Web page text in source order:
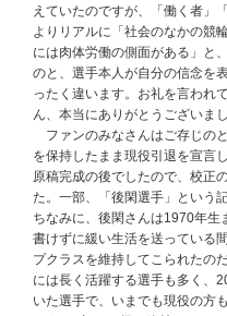
えていたのですが、「働く者」
よりリアルに「社会のなかの競
には肉体労働の側面がある」と
のと、選手本人が自分の信念を
ったく違います。お礼を言われ
ん、本当にありがとうございまし
ファンのみなさんはご存じの
を保持したまま現役引退を宣言
原稿完成の後でしたので、校正
た。一部、「後閑選手」という
ちなみに、後閑さんは1970年生
書けずに緩い生活を送っている
プクラスを維持してこられたの
には長く活躍する選手も多く、
いた選手で、いまでも現役の方